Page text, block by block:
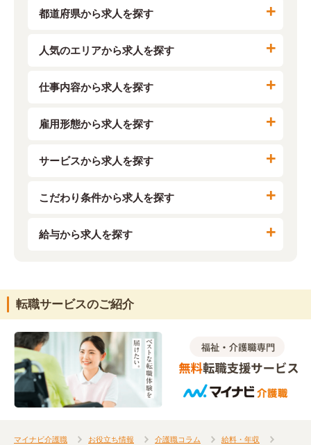
転職サービスのご紹介
マイナビ介護職 お役立ち情報 介護職コラム
給料・年収
都道府県から求人を探す
人気のエリアから求人を探す
仕事内容から求人を探す
雇用形態から求人を探す
サービスから求人を探す
こだわり条件から求人を探す
給与から求人を探す